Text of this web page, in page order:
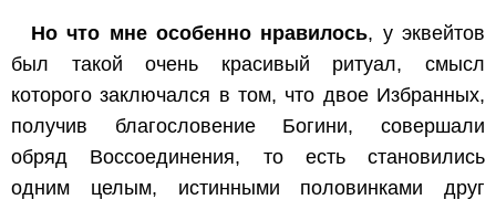
Но что мне особенно нравилось, у эквейтов
был такой очень красивый ритуал, смысл
которого заключался в том, что двое Избранных,
получив благословение Богини, совершали
обряд Воссоединения, то есть становились
одним целым, истинными половинками друг